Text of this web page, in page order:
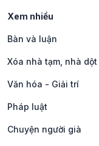
Xem nhiều
Bàn và luận
Xóa nhà tạm, nhà
Văn hóa - Giải trí
Pháp luật
Chuyện người già